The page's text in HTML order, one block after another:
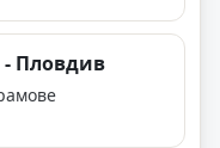
Пловдив